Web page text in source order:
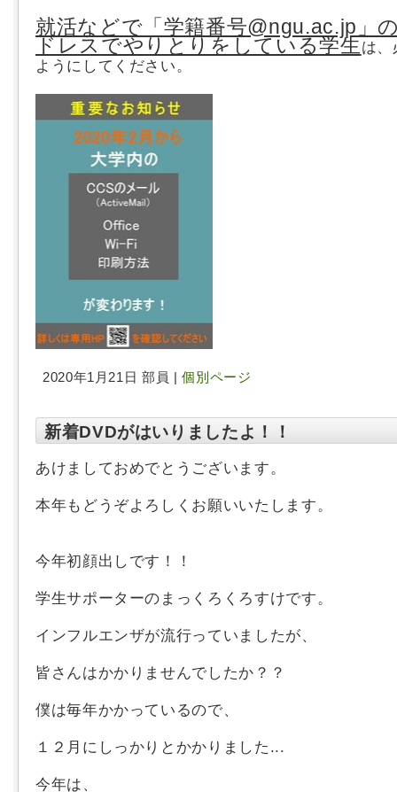
就活などで「学籍番号@ngu.ac.jp」
ドレスでやりとりをしている学生 は、
ようにしてください。
2020年1月21日 部員 |個別ページ
新着DVDがはいりましたよ！！
あけましておめでとうございます。
本年もどうぞよろしくお願いいたします。
今年初顔出しです！！
学生サポーターのまっくろくろすけです。
インフルエンザが流行っていましたが、
皆さんはかかりませんでしたか？？
僕は毎年かかっているので、
１２月にしっかりとかかりました...
今年は、